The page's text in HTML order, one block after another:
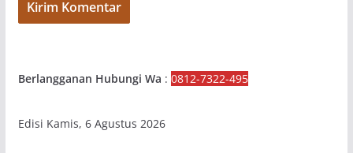
Berlangganan Hubungi Wa : 0812-7322-495
Edisi Kamis, 6 Agustus 2026